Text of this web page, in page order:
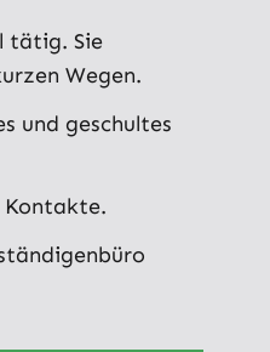
tätig. Sie
Wegen.
und geschultes